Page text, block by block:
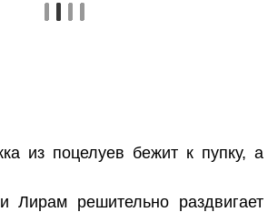
из поцелуев бежит к пупку, а
Лирам решительно раздвигает